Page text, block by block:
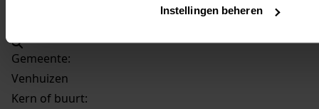
Instellingen beheren
Gemeente:
Venhuizen
Kern of buurt: